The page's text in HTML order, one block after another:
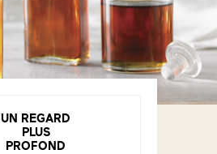
UN REGARD
PLUS
PROFOND